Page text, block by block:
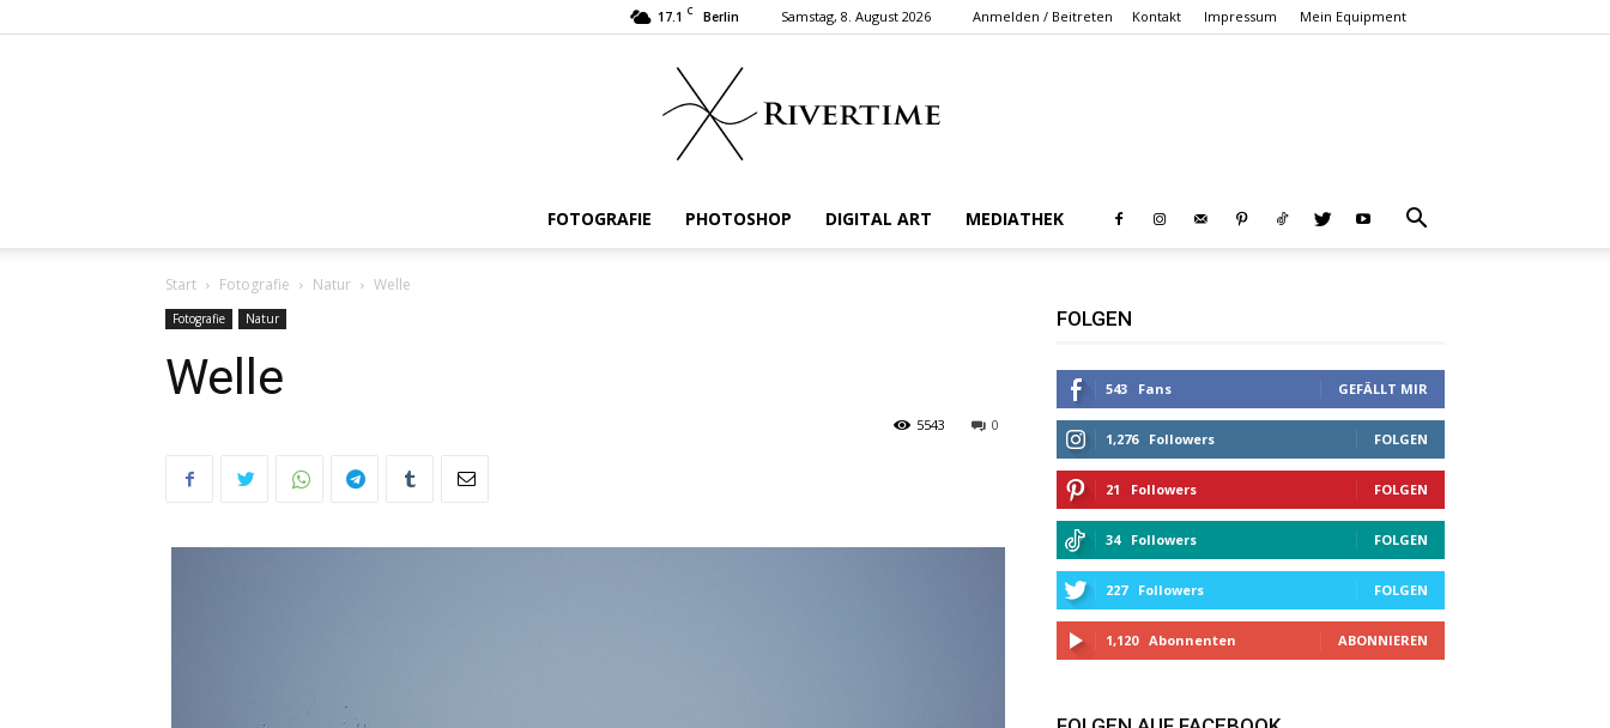
17.1 C Berlin Samstag, 8. August 2026 Anmelden / Beitreten Kontakt Impressum Mein Equipment
FOTOGRAFIE PHOTOSHOP DIGITAL ART MEDIATHEK
Start Fotografie Natur Welle
Fotografie Natur
Welle
0
5543
FOLGEN
543 Fans GEFÄLLT MIR
1,276 Followers FOLGEN
21 Followers FOLGEN
34 Followers FOLGEN
227 Followers FOLGEN
1,120 Abonnenten ABONNIEREN